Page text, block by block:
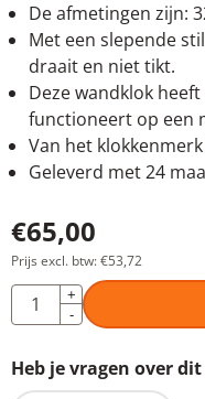
De afmetingen zijn:
Met een slepende
draait en niet tikt.
Deze wandklok
functioneert op een
Van het klokkenmerk
Geleverd met 24
€65,00
Prijs excl. btw:€53,72
Aantal
+
-
Heb je vragen over